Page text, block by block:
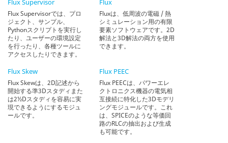
Flux Supervisor
Flux Supervisorでは、プロ
ジェクト、サンプル、
Pythonスクリプトを実行し
たり、ユーザーの環境設定
を行ったり、各種ツールに
アクセスしたりできます。
Flux
Fluxは、低周波の電磁 / 熱
シミュレーション用の有限
要素ソフトウェアです。2D
解法と3D解法の両方を使用
できます。
Flux Skew
Flux Skewは、2D記述から
開始する準3Dスタディまた
は2½Dスタディを容易に実
現できるようにするモジュ
ールです。
Flux PEEC
Flux PEECは、パワーエレ
クトロニクス機器の電気相
互接続に特化した3Dモデリ
ングモジュールです。これ
は、SPICEのような等価回
路のRLCの抽出および生成
も可能です。